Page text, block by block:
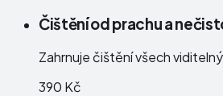
Čištění od prachu a
Zahrnuje čištění všech
390 Kč